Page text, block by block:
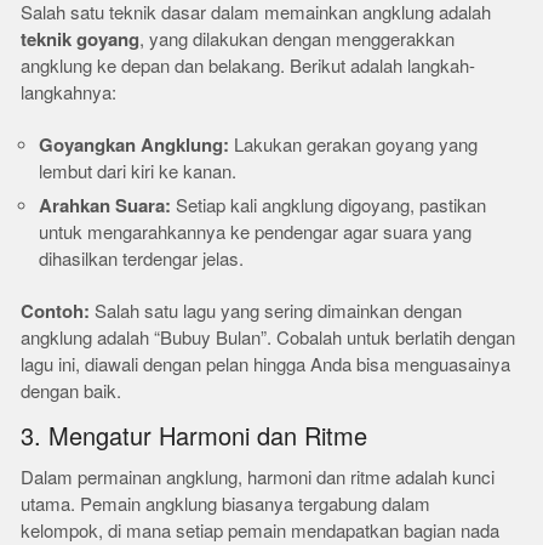
Salah satu teknik dasar dalam memainkan angklung adalah
teknik goyang, yang dilakukan dengan menggerakkan
angklung ke depan dan belakang. Berikut adalah langkah-
langkahnya:
Goyangkan Angklung: Lakukan gerakan goyang yang
lembut dari kiri ke kanan.
Arahkan Suara: Setiap kali angklung digoyang, pastikan
untuk mengarahkannya ke pendengar agar suara yang
dihasilkan terdengar jelas.
Contoh: Salah satu lagu yang sering dimainkan dengan
angklung adalah “Bubuy Bulan”. Cobalah untuk berlatih dengan
lagu ini, diawali dengan pelan hingga Anda bisa menguasainya
dengan baik.
3. Mengatur Harmoni dan Ritme
Dalam permainan angklung, harmoni dan ritme adalah kunci
utama. Pemain angklung biasanya tergabung dalam
kelompok, di mana setiap pemain mendapatkan bagian nada